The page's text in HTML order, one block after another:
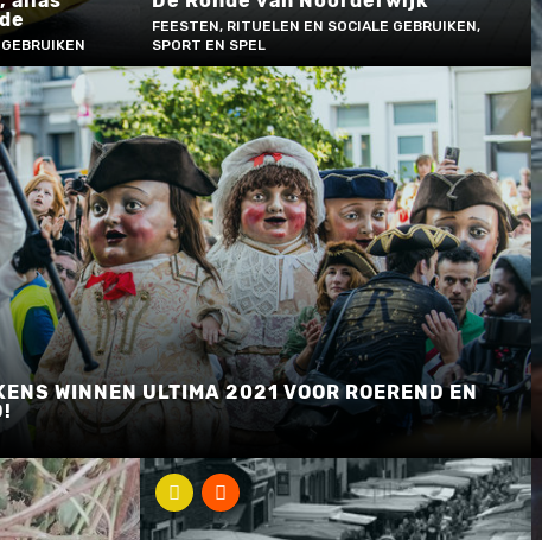
FEESTEN, RITUELEN EN SOCIALE GEBRUIKEN,
SPORT EN SPEL
WINNEN ULTIMA 2021 VOOR ROEREND EN